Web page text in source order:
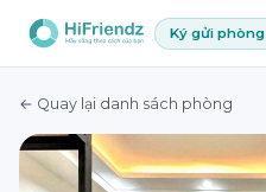
Ký gửi phòng
← Quay lại danh sách phòng